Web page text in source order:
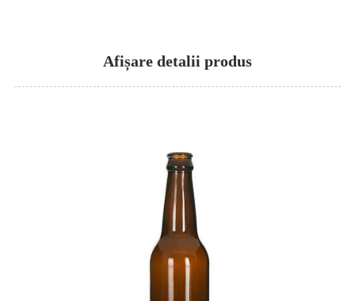
Afișare detalii produs